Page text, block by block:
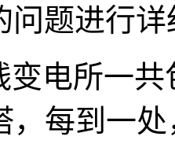
问题进行
电所一共
，每到一